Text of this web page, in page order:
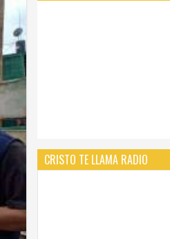
CRISTO TE LLAMA RADIO